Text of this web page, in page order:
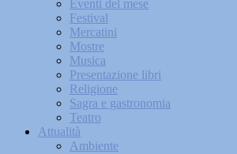
Eventi del mese
Festival
Mercatini
Mostre
Musica
Presentazione libri
Religione
Sagra e gastronomia
Teatro
Attualità
Ambiente